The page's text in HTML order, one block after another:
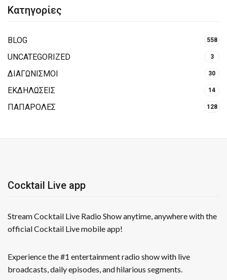
Κατηγορίες
BLOG 558
UNCATEGORIZED 3
ΔΙΑΓΩΝΙΣΜΟΙ 30
ΕΚΔΗΛΩΣΕΙΣ 14
ΠΑΠΑΡΟΛΕΣ 128
Cocktail Live app
Stream Cocktail Live Radio Show anytime, anywhere with the
official Cocktail Live mobile app!
Experience the #1 entertainment radio show with live
broadcasts, daily episodes, and hilarious segments.